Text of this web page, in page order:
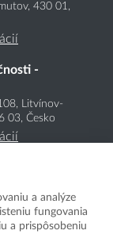
430 01,
-
Litvínov-
03, Česko
a analýze
fungovania
a prispôsobeniu